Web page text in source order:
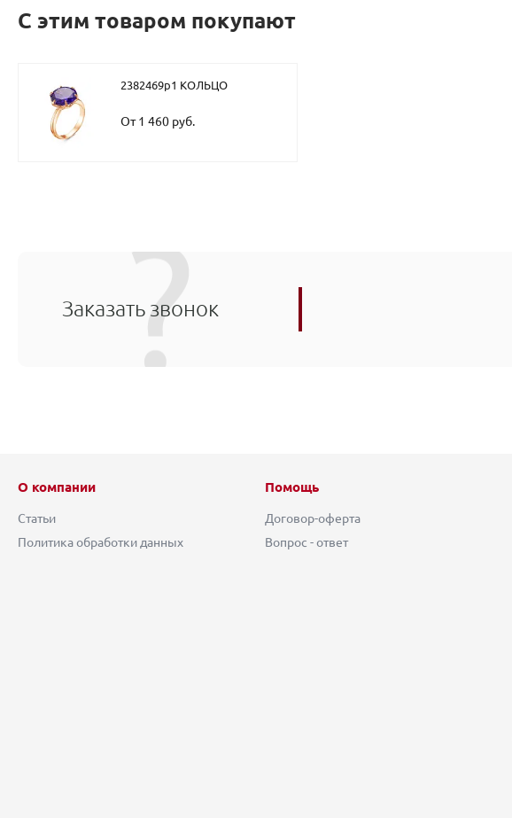
С этим товаром покупают
2382469р1 КОЛЬЦО
От 1 460 руб.
Заказать звонок
О компании
Статьи
Политика обработки данных
Помощь
Договор-оферта
Вопрос - ответ